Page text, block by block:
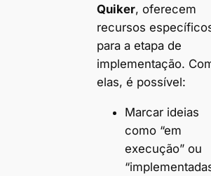
Quiker, oferecem
recursos
para a etapa de
implementação.
elas, é possível:
Marcar ideias
como “em
execução” ou